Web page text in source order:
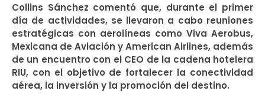
Collins Sánchez comentó que, durante el primer
día de actividades, se llevaron a cabo reuniones
estratégicas con aerolíneas como Viva Aerobus,
Mexicana de Aviación y American Airlines, además
de un encuentro con el CEO de la cadena hotelera
RIU, con el objetivo de fortalecer la conectividad
aérea, la inversión y la promoción del destino.